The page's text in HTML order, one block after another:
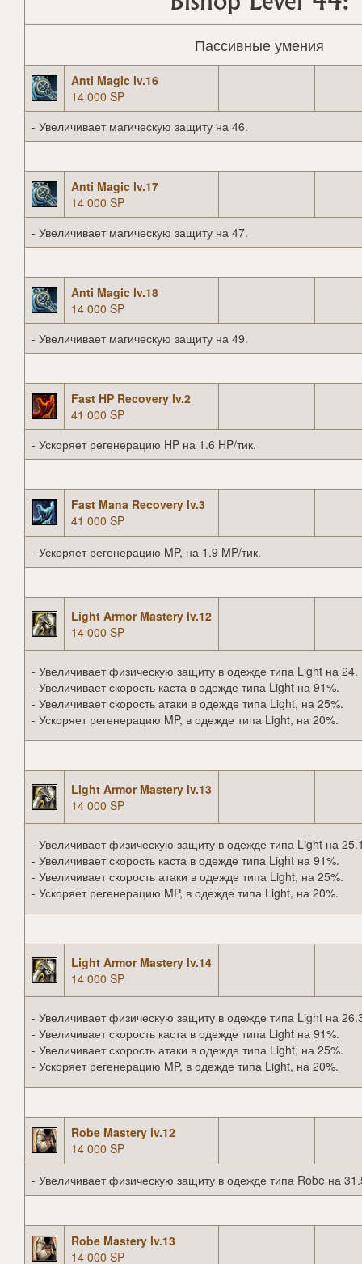
Пассивные умения
Anti Magic lv.16
14 000 SP
- Увеличивает магическую защиту на 46.
Anti Magic lv.17
14 000 SP
- Увеличивает магическую защиту на 47.
Anti Magic lv.18
14 000 SP
- Увеличивает магическую защиту на 49.
Fast HP Recovery lv.2
41 000 SP
- Ускоряет регенерацию HP на 1.6 HP/тик.
Fast Mana Recovery lv.3
41 000 SP
- Ускоряет регенерацию MP, на 1.9 MP/тик.
Light Armor Mastery lv.12
14 000 SP
- Увеличивает физическую защиту в одежде типа Light на 24.
- Увеличивает скорость каста в одежде типа Light на 91%.
- Увеличивает скорость атаки в одежде типа Light, на 25%.
- Ускоряет регенерацию MP, в одежде типа Light, на 20%.
Light Armor Mastery lv.13
14 000 SP
- Увеличивает физическую защиту в одежде типа Light на
- Увеличивает скорость каста в одежде типа Light на 91%.
- Увеличивает скорость атаки в одежде типа Light, на 25%.
- Ускоряет регенерацию MP, в одежде типа Light, на 20%.
Light Armor Mastery lv.14
14 000 SP
- Увеличивает физическую защиту в одежде типа Light на
- Увеличивает скорость каста в одежде типа Light на 91%.
- Увеличивает скорость атаки в одежде типа Light, на 25%.
- Ускоряет регенерацию MP, в одежде типа Light, на 20%.
Robe Mastery lv.12
14 000 SP
- Увеличивает физическую защиту в одежде типа Robe на
Robe Mastery lv.13
14 000 SP